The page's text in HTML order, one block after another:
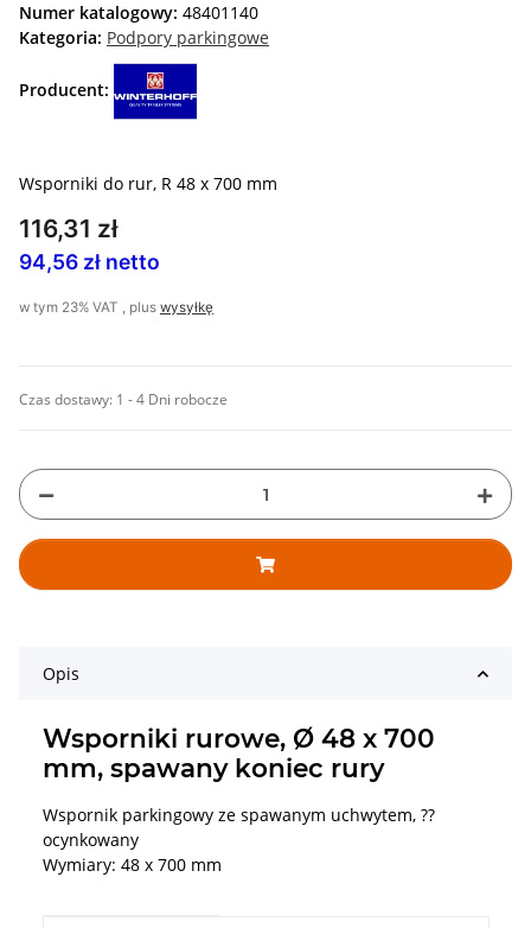
Numer katalogowy: 48401140
Kategoria: Podpory parkingowe
Producent:
Wsporniki do rur, R 48 x 700 mm
116,31 zł
94,56 zł netto
w tym 23% VAT , plus wysyłkę
Czas dostawy: 1 - 4 Dni robocze
Opis
Wsporniki rurowe, Ø 48 x 700
mm, spawany koniec rury
Wspornik parkingowy ze spawanym uchwytem, ??
ocynkowany
Wymiary: 48 x 700 mm